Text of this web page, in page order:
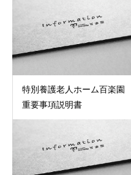
特別養護老人ホーム百楽園
重要事項説明書